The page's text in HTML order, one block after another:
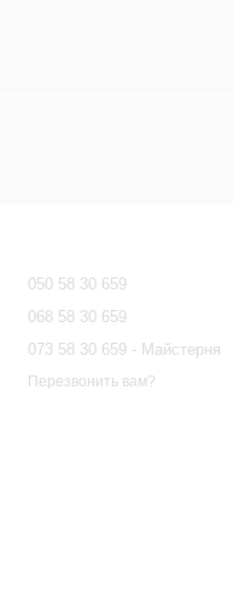
050 58 30 659
068 58 30 659
073 58 30 659 - Майстерня
Перезвонить вам?